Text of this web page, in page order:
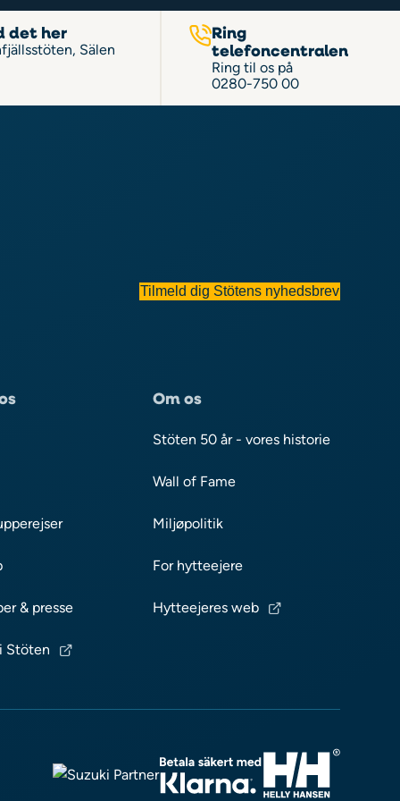
det her
Sälen
Ring
telefoncentralen
Ring til os på
0280-750 00
Tilmeld dig Stötens nyhedsbrev
& presse
Stöten
Om os
Stöten 50 år - vores historie
Wall of Fame
Miljøpolitik
For hytteejere
Hytteejeres web